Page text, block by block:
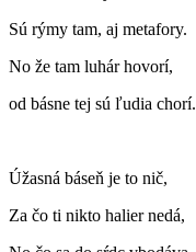
Sú rýmy tam, aj metafory.
No že tam luhár hovorí,
od básne tej sú ľudia chorí.
Úžasná báseň je to nič,
Za čo ti nikto halier nedá,